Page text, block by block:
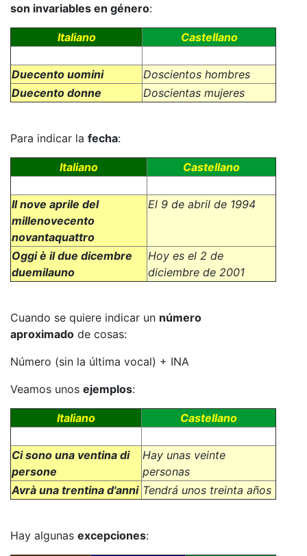
son invariables en género:
Italiano Castellano
Duecento uomini
Doscientos hombres
Duecento donne
Doscientas mujeres
Para indicar la fecha:
Italiano Castellano
Il nove aprile del
millenovecento
novantaquattro
El 9 de abril de 1994
Oggi è il due dicembre
duemilauno
Hoy es el 2 de
diciembre de 2001
Cuando se quiere indicar un número
aproximado de cosas:
Número (sin la última vocal) + INA
Veamos unos ejemplos:
Italiano Castellano
Ci sono una ventina di
persone
Hay unas veinte
personas
Avrà una trentina d'anni Tendrá unos treinta años
Hay algunas excepciones: